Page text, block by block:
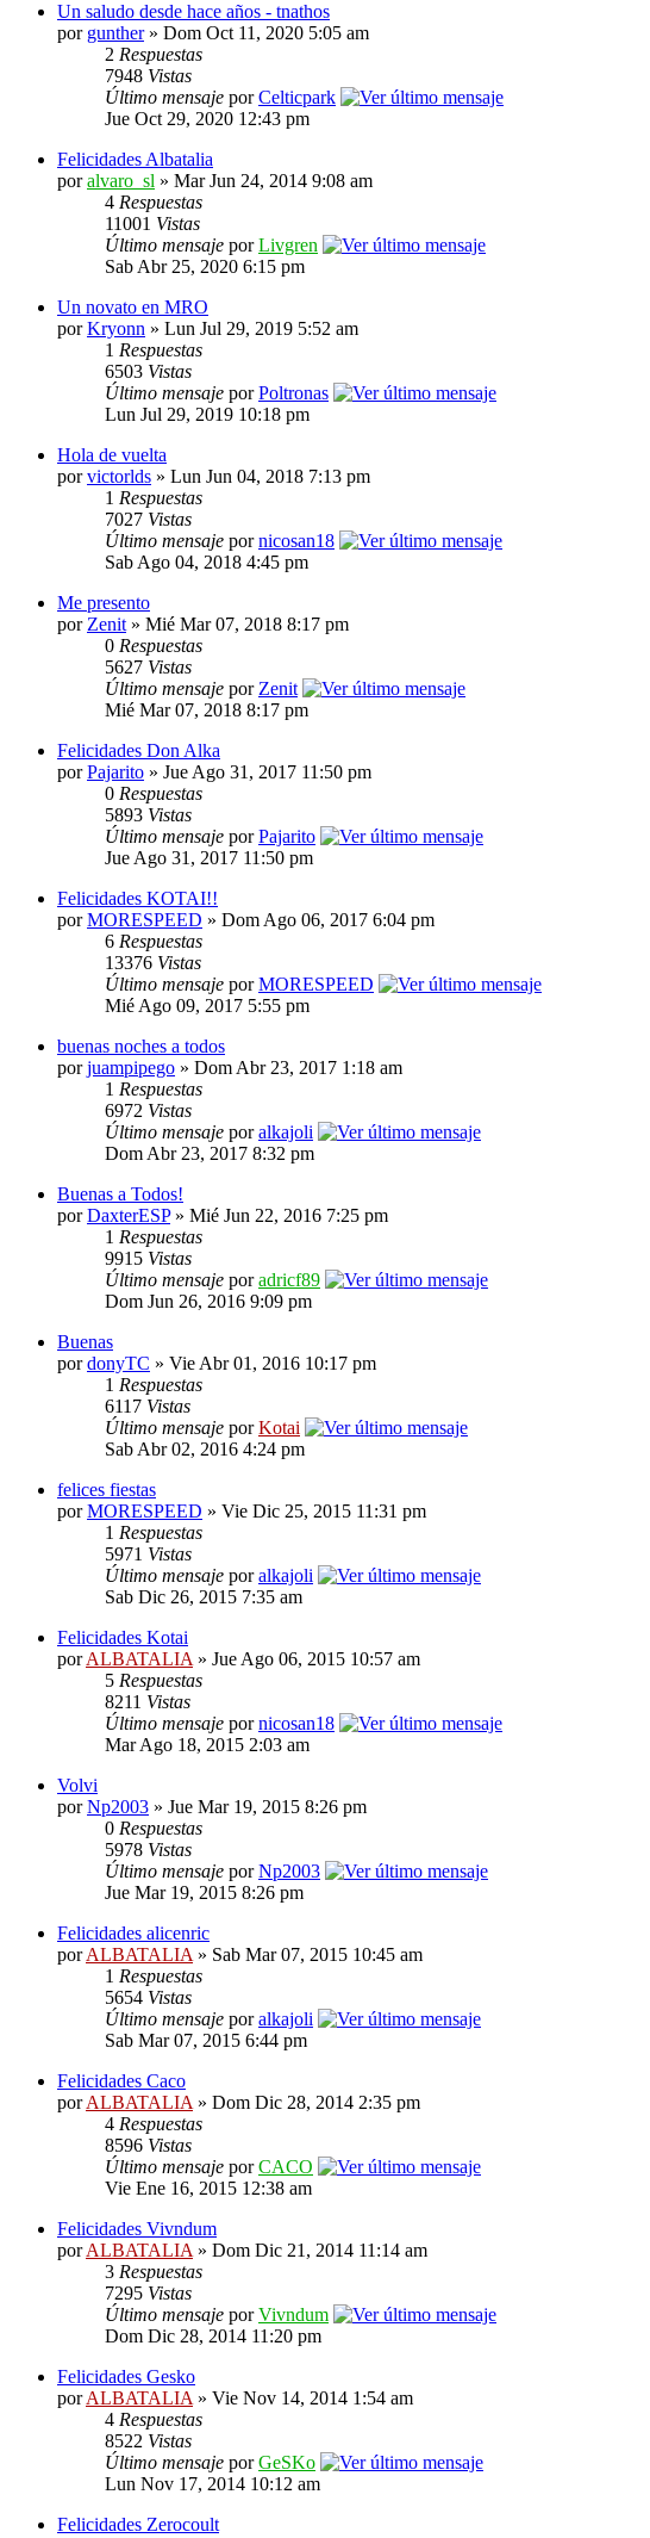
Un saludo desde hace años - tnathos
por gunther» Dom Oct 11, 2020 5:05 am
2 Respuestas
7948 Vistas
Último mensaje porCelticpark
Jue Oct 29, 2020 12:43 pm
Felicidades Albatalia
poralvaro_sl » Mar Jun 24, 2014 9:08 am
4 Respuestas
11001 Vistas
Último mensaje porLivgren
Sab Abr 25, 2020 6:15 pm
Un novato en MRO
porKryonn » Lun Jul 29, 2019 5:52 am
1 Respuestas
6503 Vistas
Último mensaje porPoltronas
Lun Jul 29, 2019 10:18 pm
Hola de vuelta
porvictorlds » Lun Jun 04, 2018 7:13 pm
1 Respuestas
7027 Vistas
Último mensaje pornicosan18
Sab Ago 04, 2018 4:45 pm
Me presento
porZenit» Mié Mar 07, 2018 8:17 pm
0 Respuestas
5627 Vistas
Último mensaje porZenit
Mié Mar 07, 2018 8:17 pm
Felicidades Don Alka
porPajarito » Jue Ago 31, 2017 11:50 pm
0 Respuestas
5893 Vistas
Último mensaje porPajarito
Jue Ago 31, 2017 11:50 pm
Felicidades KOTAI!!
porMORESPEED » Dom Ago 06, 2017 6:04 pm
6 Respuestas
13376 Vistas
Último mensaje porMORESPEED
Mié Ago 09, 2017 5:55 pm
buenas noches a todos
porjuampipego » Dom Abr 23, 2017 1:18 am
1 Respuestas
6972 Vistas
Último mensaje poralkajoli
Dom Abr 23, 2017 8:32 pm
Buenas a Todos!
porDaxterESP» Mié Jun 22, 2016 7:25 pm
1 Respuestas
9915 Vistas
Último mensaje poradricf89
Dom Jun 26, 2016 9:09 pm
Buenas
pordonyTC » Vie Abr 01, 2016 10:17 pm
1 Respuestas
6117 Vistas
Último mensaje porKotai
Sab Abr 02, 2016 4:24 pm
felices fiestas
porMORESPEED » Vie Dic 25, 2015 11:31 pm
1 Respuestas
5971 Vistas
Último mensaje poralkajoli
Sab Dic 26, 2015 7:35 am
Felicidades Kotai
porALBATALIA» Jue Ago 06, 2015 10:57 am
5 Respuestas
8211 Vistas
Último mensaje pornicosan18
Mar Ago 18, 2015 2:03 am
Volvi
porNp2003 » Jue Mar 19, 2015 8:26 pm
0 Respuestas
5978 Vistas
Último mensaje porNp2003
Jue Mar 19, 2015 8:26 pm
Felicidades alicenric
porALBATALIA» Sab Mar 07, 2015 10:45 am
1 Respuestas
5654 Vistas
Último mensaje poralkajoli
Sab Mar 07, 2015 6:44 pm
Felicidades Caco
porALBATALIA» Dom Dic 28, 2014 2:35 pm
4 Respuestas
8596 Vistas
Último mensaje porCACO
Vie Ene 16, 2015 12:38 am
Felicidades Vivndum
porALBATALIA» Dom Dic 21, 2014 11:14 am
3 Respuestas
7295 Vistas
Último mensaje porVivndum
Dom Dic 28, 2014 11:20 pm
Felicidades Gesko
porALBATALIA» Vie Nov 14, 2014 1:54 am
4 Respuestas
8522 Vistas
Último mensaje porGeSKo
Lun Nov 17, 2014 10:12 am
Felicidades Zerocoult